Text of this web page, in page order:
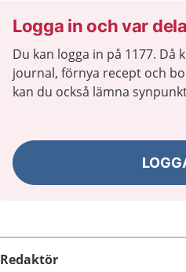
Logga in och var
Du kan logga in på 1177. Då
journal, förnya recept och
kan du också lämna
Redaktör